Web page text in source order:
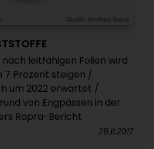
leitfähigen Folien wird
7 Prozent steigen /
um 2022 erwartet /
von Engpässen in der
Rapra-Bericht
29.11.2017